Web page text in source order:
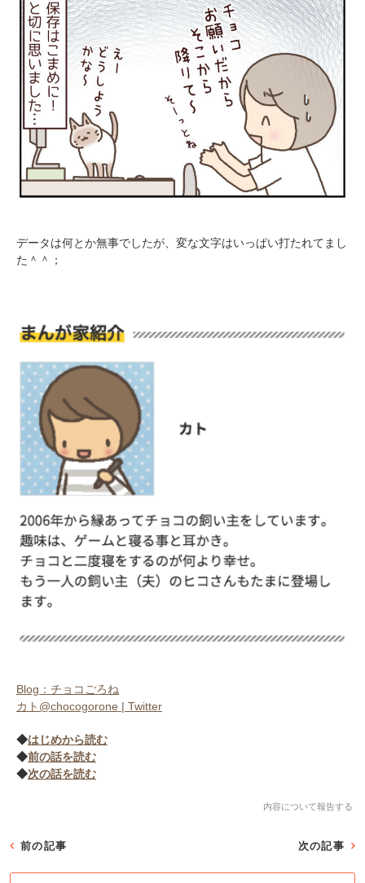
データは何とか無事でしたが、変な文字はいっぱい打たれてまし
た＾＾；
Blog：チョコごろね
カト@chocogorone | Twitter
◆はじめから読む
◆前の話を読む
◆次の話を読む
内容について報告する
前の記事 次の記事
pecodogs
いぬ部をフォロー
PECOアプリをダウンロード済みの方
アプリで開く
アプリをダウンロードする